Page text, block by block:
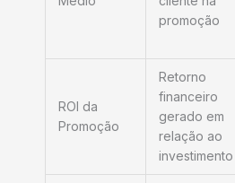
promoção
ROI da
Promoção
Retorno
financeiro
gerado em
relação ao
investimento